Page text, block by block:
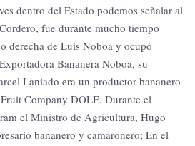
dentro del Estado podemos señalar al
fue durante mucho tiempo
derecha de Luis Noboa y ocupó
Bananera Noboa, su
Laniado era un productor bananero
Company DOLE. Durante el
el Ministro de Agricultura, Hugo
bananero y camaronero; En el